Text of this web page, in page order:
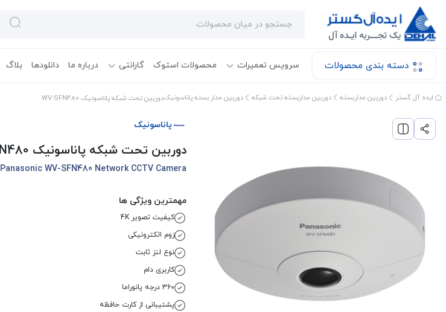
دسته بندی محصولات سرویس تعمیرات محصولات استوک گارانتی درباره ما دانلودها بلاگ
ایده آل گستر دوربین مداربسته دوربین مداربسته تحت شبکه دوربین مدار بسته پاناسونیکدوربین تحت شبکه پاناسونیک WV-SFN480
پاناسونیک
دوربین تحت شبکه پاناسونیک WV-SFN480
Panasonic WV-SFN480 Network CCTV Camera
مهمترین ویژگی ها
کیفیت تصویر 4K
زوم الکترونیکی
نوع لنز ثابت
کاربری دام
360 درجه پانوراما
پشتیبانی از کارت حافظه